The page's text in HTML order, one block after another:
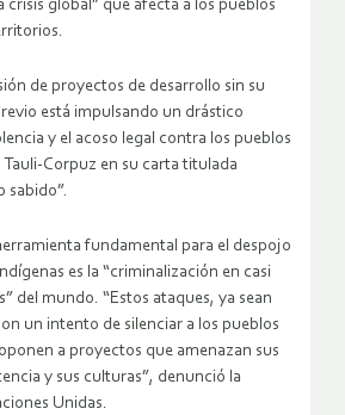
crisis global” que afecta a los pueblos
de proyectos de desarrollo sin su
está impulsando un drástico
y el acoso legal contra los pueblos
Tauli-Corpuz en su carta titulada
sabido”.
fundamental para el despojo
es la “criminalización en casi
del mundo. “Estos ataques, ya sean
un intento de silenciar a los pueblos
a proyectos que amenazan sus
y sus culturas”, denunció la
Unidas.